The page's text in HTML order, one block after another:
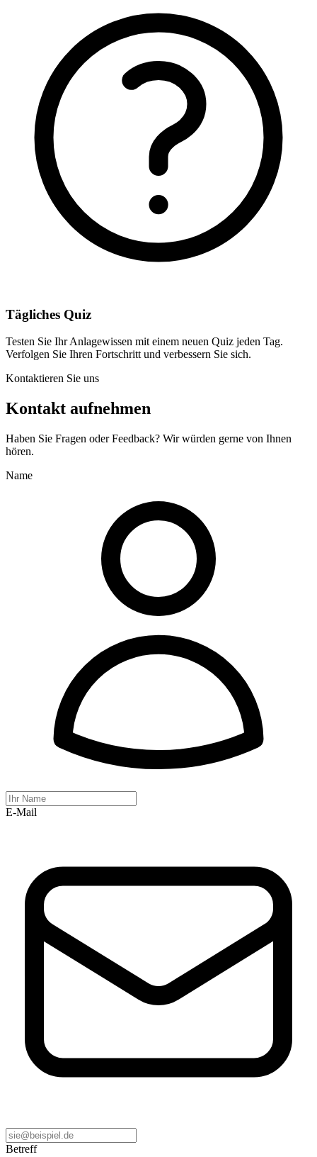
Tägliches Quiz
Testen Sie Ihr Anlagewissen mit einem neuen Quiz jeden Tag.
Verfolgen Sie Ihren Fortschritt und verbessern Sie sich.
Kontaktieren Sie uns
Kontakt aufnehmen
Haben Sie Fragen oder Feedback? Wir würden gerne von Ihnen
hören.
Name
E-Mail
Betreff